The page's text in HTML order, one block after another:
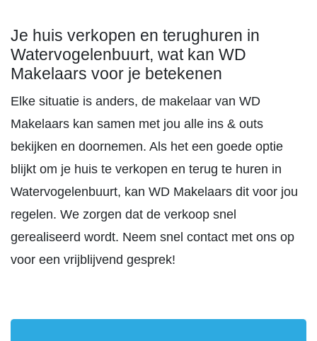
Je huis verkopen en terughuren in
Watervogelenbuurt, wat kan WD
Makelaars voor je betekenen
Elke situatie is anders, de makelaar van WD
Makelaars kan samen met jou alle ins & outs
bekijken en doornemen. Als het een goede optie
blijkt om je huis te verkopen en terug te huren in
Watervogelenbuurt, kan WD Makelaars dit voor jou
regelen. We zorgen dat de verkoop snel
gerealiseerd wordt. Neem snel contact met ons op
voor een vrijblijvend gesprek!